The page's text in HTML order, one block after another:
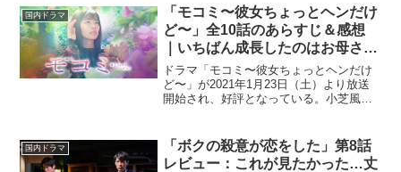
いく――。CINEMAS＋では毎話公式ライ
ター...
国内ドラマ
「モコミ〜彼女ちょっとヘンだけ
ど〜」全10話のあらすじ＆感想
｜いちばん成長したのはお母さん
かもしれない
ドラマ「モコミ〜彼女ちょっとヘンだけ
ど〜」が2021年1月23日（土）より放送
開始され、好評となっている。小芝風花
語。しかし萌子美は、ヌイグルミや石や
植物など、感情を持...
国内ドラマ
「ボクの殺意が恋をした」第8話
レビュー：これが見たかった…丈